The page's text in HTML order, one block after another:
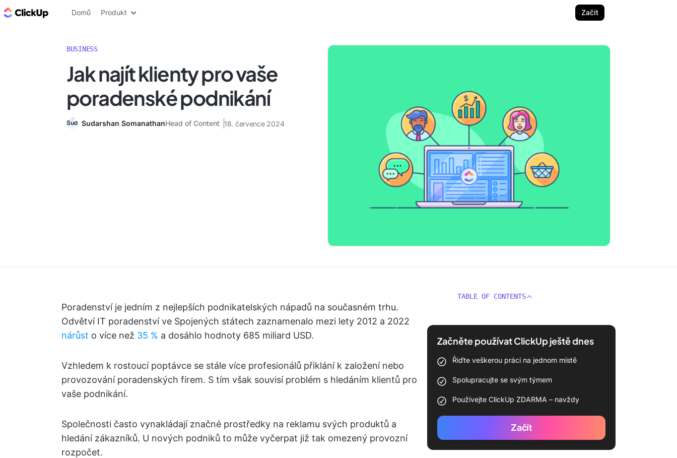
ClickUp blog
Domů Produkt Začít
BUSINESS
Jak najít klienty pro vaše
poradenské podnikání
Sudarshan SomanathanHead of Content 18. července 2024
Poradenství je jedním z nejlepších podnikatelských nápadů na současném trhu.
Odvětví IT poradenství ve Spojených státech zaznamenalo mezi lety 2012 a 2022
nárůst o více než 35 % a dosáhlo hodnoty 685 miliard USD.
Vzhledem k rostoucí poptávce se stále více profesionálů přiklání k založení nebo
provozování poradenských firem. S tím však souvisí problém s hledáním klientů pro
vaše podnikání.
Společnosti často vynakládají značné prostředky na reklamu svých produktů a
hledání zákazníků. U nových podniků to může vyčerpat již tak omezený provozní
rozpočet.
TABLE OF CONTENTS
Začněte používat ClickUp ještě dnes
Řiďte veškerou práci na jednom místě
Spolupracujte se svým týmem
Používejte ClickUp ZDARMA – navždy
Začít